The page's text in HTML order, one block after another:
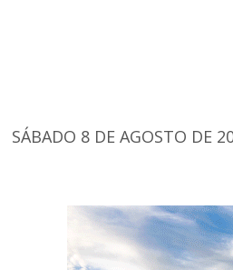
SÁBADO 8 DE AGOSTO DE